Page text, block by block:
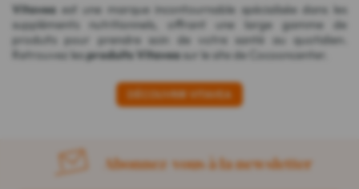
Vitavea est une marque incontournable spécialisée dans les
suppléments nutritionnels, offrant une large gamme de
produits pour prendre soin de votre santé au quotidien.
Retrouvez lesproduits Vitaveasur le site de Cocooncenter.
DÉCOUVRIR VITAVEA
Abonnez-vous à la newsletter